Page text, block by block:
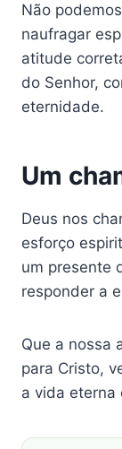
Não
naufragar
atitude
do Senhor,
eternidade.
Um
Deus nos
esforço
um presente
responder a
Que a nossa
para Cristo,
a vida eterna